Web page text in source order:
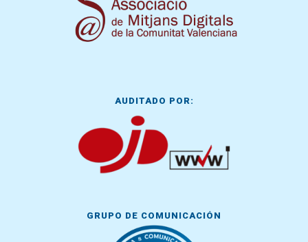
AUDITADO POR:
GRUPO DE COMUNICACIÓN